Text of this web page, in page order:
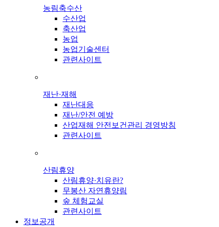
농림축수산
수산업
축산업
농업
농업기술센터
관련사이트
재난·재해
재난대응
재난/안전 예방
산업재해 안전보건관리 경영방침
관련사이트
산림휴양
산림휴양·치유란?
무봉산 자연휴양림
숲 체험교실
관련사이트
정보공개